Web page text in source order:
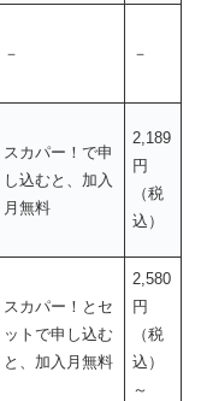
－ －
スカパー！で申
し込むと、加入
月無料
2,189
円
（税
込）
スカパー！とセ
ットで申し込む
と、加入月無料
2,580
円
（税
込）
～